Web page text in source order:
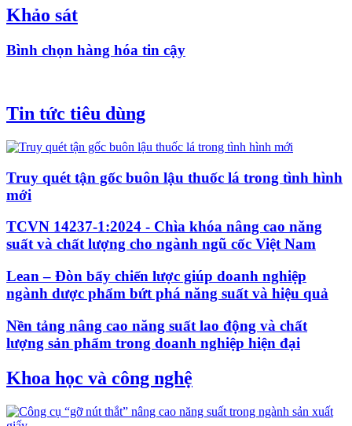
Khảo sát
Bình chọn hàng hóa tin cậy
Tin tức tiêu dùng
Truy quét tận gốc buôn lậu thuốc lá trong tình hình
mới
TCVN 14237-1:2024 - Chìa khóa nâng cao năng
suất và chất lượng cho ngành ngũ cốc Việt Nam
Lean – Đòn bẩy chiến lược giúp doanh nghiệp
ngành dược phẩm bứt phá năng suất và hiệu quả
Nền tảng nâng cao năng suất lao động và chất
lượng sản phẩm trong doanh nghiệp hiện đại
Khoa học và công nghệ